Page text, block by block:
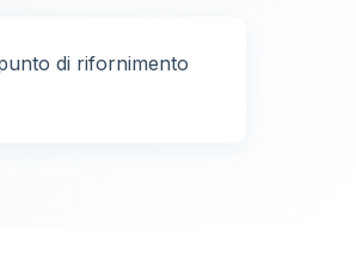
di rifornimento